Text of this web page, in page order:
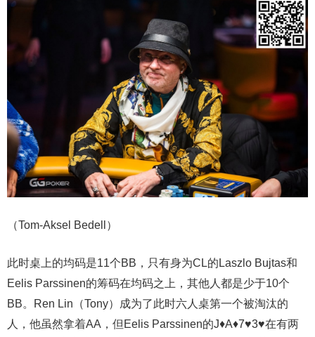
（Tom-Aksel Bedell）
此时桌上的均码是11个BB，只有身为CL的Laszlo Bujtas和
Eelis Parssinen的筹码在均码之上，其他人都是少于10个
BB。Ren Lin（Tony）成为了此时六人桌第一个被淘汰的
人，他虽然拿着AA，但Eelis Parssinen的J♦A♦7♥3♥在有两